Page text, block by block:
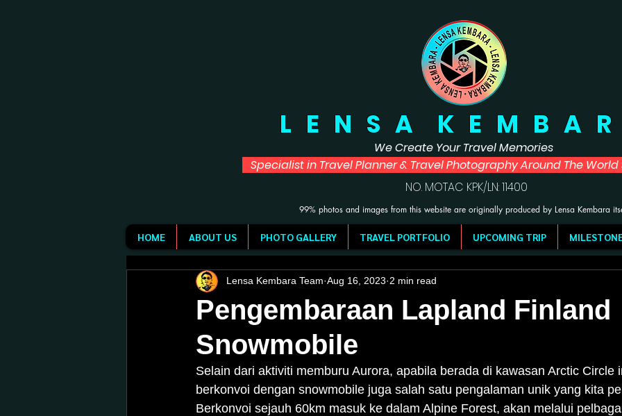
L E N S A K E M B A R
We Create Your Travel Memories
Specialist in Travel Planner & Travel Photography Around The World
NO. MOTAC KPK/LN: 11400
99% photos and images from this website are originally produced by Lensa Kembara
HOME ABOUT US PHOTO GALLERY TRAVEL PORTFOLIO UPCOMING TRIP
Pengembaraan Lapland Finland
Snowmobile
Lensa Kembara Team Aug 16, 2023 2 min read
Selain dari aktiviti memburu Aurora, apabila berada di kawasan Arctic Circle
berkonvoi dengan snowmobile juga salah satu pengalaman unik yang kita
Berkonvoi sejauh 60km masuk ke dalam Alpine Forest, akan melalui